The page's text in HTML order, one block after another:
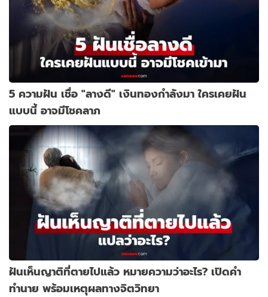
5 ความฝัน เชื่อ "ลางดี" เงินทองกำลังมา ใครเคยฝัน
แบบนี้ อาจมีโชคลาภ
ฝันเห็นญาติที่ตายไปแล้ว หมายความว่าอะไร? เปิดคำ
ทำนาย พร้อมเหตุผลทางจิตวิทยา